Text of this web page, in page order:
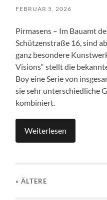
FEBRUAR 5, 2026
Pirmasens – Im Bauamt
Schützenstraße 16, sind
ganz besondere
Visions“ stellt die
Boy eine Serie von
sie sehr unterschiedliche
kombiniert.
Weiterlesen
« ÄLTERE